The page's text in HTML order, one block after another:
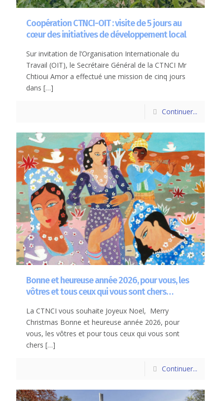
Coopération CTNCI-OIT : visite de 5 jours au
cœur des initiatives de développement local
Sur invitation de l’Organisation Internationale du
Travail (OIT), le Secrétaire Général de la CTNCI Mr
Chtioui Amor a effectué une mission de cinq jours
dans […]
Continuer...
Bonne et heureuse année 2026, pour vous, les
vôtres et tous ceux qui vous sont chers…
La CTNCI vous souhaite Joyeux Noel, Merry
Christmas Bonne et heureuse année 2026, pour
vous, les vôtres et pour tous ceux qui vous sont
chers […]
Continuer...